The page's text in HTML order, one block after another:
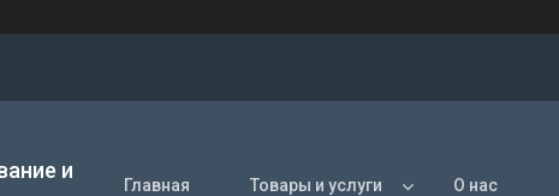
и
Главная Товары и услуги О нас